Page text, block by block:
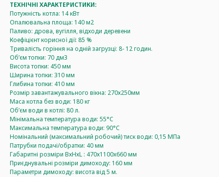
ТЕХНІЧНІ ХАРАКТЕРИСТИКИ:
Потужність котла: 14 кВт
Опалювальна площа: 140 м2
Паливо: дрова, вугілля, відходи деревени
Коефіцієнт корисної дії: 85 %
Тривалість горіння на одній загрузці: 8- 12 годин.
Об’єм топки: 70 дм3
Висота топки: 450 мм
Ширина топки: 310 мм
Глибина топки: 410 мм
Розмір завантажувального вікна: 270х250мм
Маса котла без води: 180 кг
Об’єм води в котлі: 80 л.
Мінімальна температура води: 55°C
Максимальна температура води: 90°C
Номінальний (максимальний робочий) тиск води: 0,15 МПа
Патрубки подачі/обратки: 40 мм
Габаритні розміри ВхНхL : 470х1100х660 мм
Приєднувальні розміри димоходу: 160 мм
Параметри димоходу: висота від 5 м.